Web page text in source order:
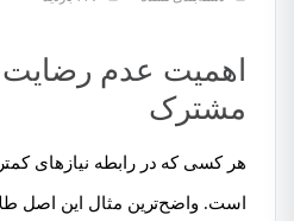
اهمیت عدم
مشترک
هر کسی که در رابطه نیازهای
است. واضح‌ترین مثال این اصل